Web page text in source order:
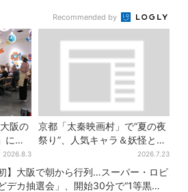
Recommended by
阪の
に全
者に
い理
2026.8.3
京都「太秦映画村」で“夏の夜
祭り”、人気キャラ＆妖怪と盆
踊り…最恐お化け屋敷もリニ
ューアル
2026.7.23
初】大阪で朝から行列…スーパー・ロピ
デカ抽選会」、開始30分で“1等黒毛